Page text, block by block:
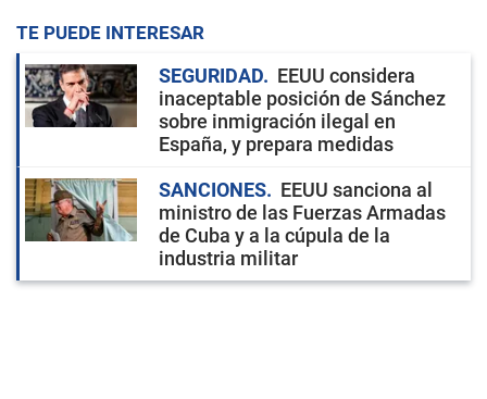
TE PUEDE INTERESAR
SEGURIDAD
EEUU considera
inaceptable posición de Sánchez
sobre inmigración ilegal en
España, y prepara medidas
SANCIONES
EEUU sanciona al
ministro de las Fuerzas Armadas
de Cuba y a la cúpula de la
industria militar